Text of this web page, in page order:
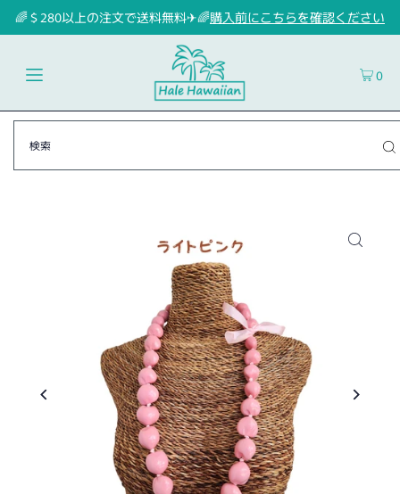
🌈＄280以上の注文で送料無料✈🌈購入前にこちらを確認ください
0